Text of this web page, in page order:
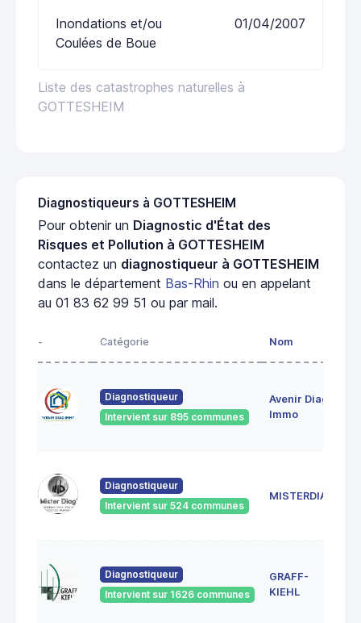
Liste des catastrophes naturelles à
GOTTESHEIM
Inondations et/ou
Coulées de Boue
01/04/2007
Diagnostiqueurs à GOTTESHEIM
Pour obtenir un Diagnostic d'État des
Risques et Pollution à GOTTESHEIM
contactez un diagnostiqueur à GOTTESHEIM
dans le département Bas-Rhin ou en appelant
au 01 83 62 99 51 ou par mail.
- Catégorie Nom
Diagnostiqueur
Intervient sur 895 communes
Avenir Diag
Immo
Diagnostiqueur
Intervient sur 524 communes
MISTERDIAG
Diagnostiqueur
Intervient sur 1626 communes
GRAFF-
KIEHL